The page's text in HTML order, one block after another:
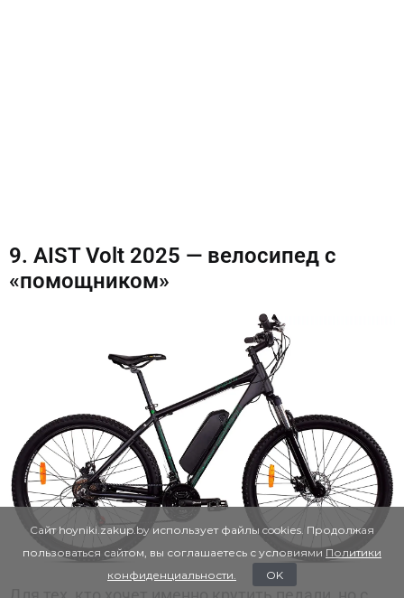
9. AIST Volt 2025 — велосипед с
«помощником»
Сайт hoyniki.zakup.by использует файлы cookies. Продолжая
пользоваться сайтом, вы соглашаетесь с условиями Политики
конфиденциальности.
OK